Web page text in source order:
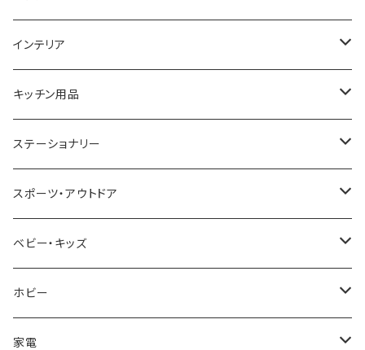
GAGA MILANO
CACTUS
TIMEX
NIXON
AVALANCHE
ORIENT
ZEPPELIN
MICHAEL KORS
NO BRAND
SAAMA HOMME
ARNOLD PALMER
MICHAEL KORS
DIESEL
ALV
Merge
ETTINGER
FOLLI FOLLIE
POLICE
PAUL HEWITT
22designstudio
BOTTEGA VENETA
EMPORIO ARMANI
CALVIN KLEIN
栃木レザー
NIKE
DUNHILL
NEWYORKER
OROBIANCO
Ellese
COLEMAN
MANHATTAN PORTAGE
United HOMME
RODANIA
BEAMZSQUARE
BLAZER CLUB
ANDY HAWARD
G GUSTO
インテリア
CRYSTOCRAFT
SEIKO
CITIZEN
BRAUN
RHYTHM
BLOSSOM
キッチン用品
I'mD
Helios
VALENTINO VISCANI
ステーショナリー
LAMY
WATERMAN
PARKER
PELIKAN
スポーツ・アウトドア
Trangia
Barebones
FEUERHAND
ベビー・キッズ
ふわりぃ
ERGO BABY
ホビー
その他
家電